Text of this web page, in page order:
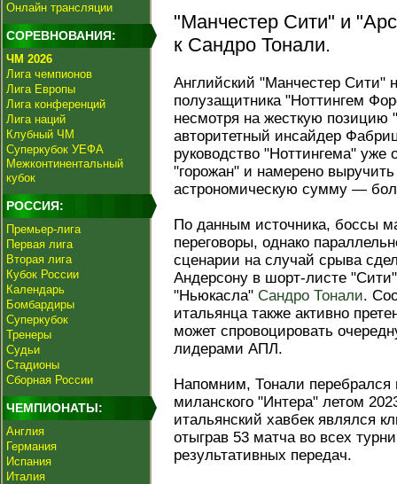
Онлайн трансляции
СОРЕВНОВАНИЯ:
ЧМ 2026
Лига чемпионов
Лига Европы
Лига конференций
Лига наций
Клубный ЧМ
Суперкубок УЕФА
Межконтинентальный
кубок
РОССИЯ:
Премьер-лига
Первая лига
Вторая лига
Кубок России
Календарь
Бомбардиры
Суперкубок
Тренеры
Судьи
Стадионы
Сборная России
ЧЕМПИОНАТЫ:
Англия
Германия
Испания
Италия
"Манчестер Сити" и
к Сандро Тонали.
Английский "Манчестер Сити"
полузащитника "Ноттингем
несмотря на жесткую позицию
авторитетный инсайдер
руководство "Ноттингема" уже
"горожан" и намерено
астрономическую сумму —
По данным источника, боссы
переговоры, однако
сценарии на случай срыва
Андерсону в шорт-листе
"Ньюкасла" Сандро Тонали.
итальянца также активно
может спровоцировать
лидерами АПЛ.
Напомним, Тонали перебрался
миланского "Интера" летом
итальянский хавбек являлся
отыграв 53 матча во всех
результативных передач.